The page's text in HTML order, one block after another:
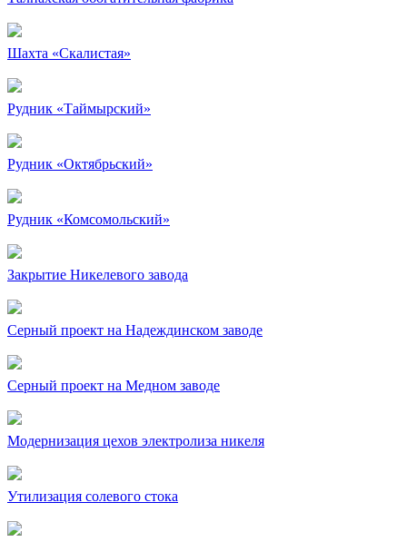
Шахта «Скалистая»
Рудник «Таймырский»
Рудник «Октябрьский»
Рудник «Комсомольский»
Закрытие Никелевого завода
Серный проект на Надеждинском заводе
Серный проект на Медном заводе
Модернизация цехов электролиза никеля
Утилизация солевого стока